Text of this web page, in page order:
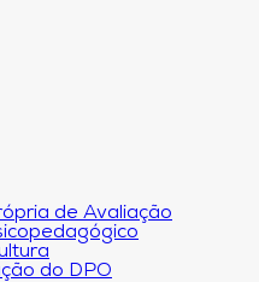
de Avaliação
do DPO